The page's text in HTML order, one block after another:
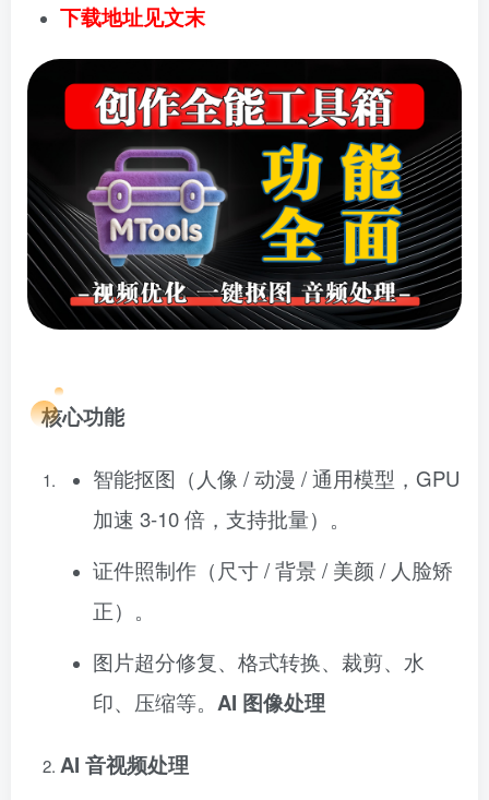
下载地址见文末
核心功能
智能抠图（人像 / 动漫 / 通用模型，GPU
加速 3-10 倍，支持批量）。
证件照制作（尺寸 / 背景 / 美颜 / 人脸矫
正）。
图片超分修复、格式转换、裁剪、水
印、压缩等。 AI 图像处理
AI 音视频处理